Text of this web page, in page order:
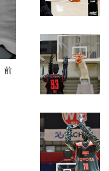
前